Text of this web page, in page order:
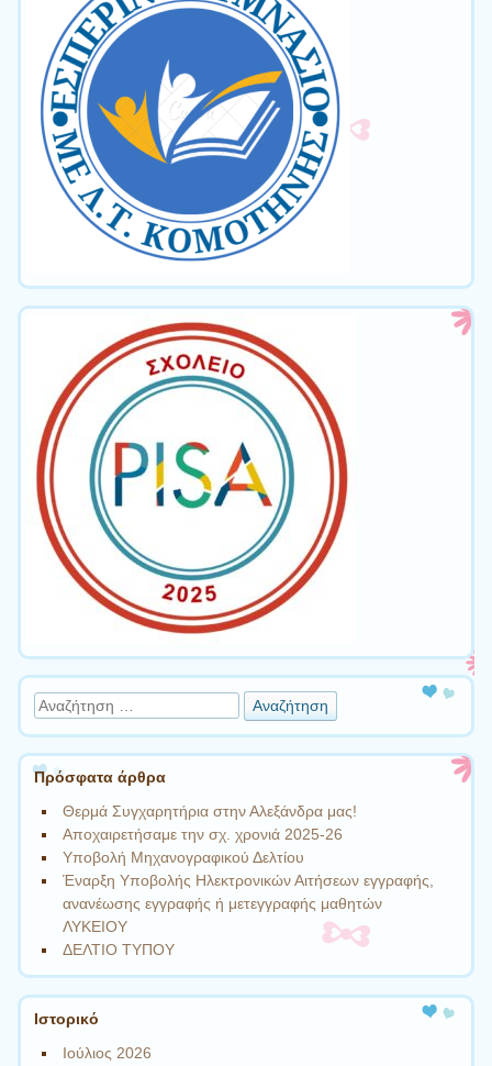
Αναζήτηση
Πρόσφατα άρθρα
Θερμά Συγχαρητήρια στην Αλεξάνδρα μας!
Αποχαιρετήσαμε την σχ. χρονιά 2025-26
Υποβολή Μηχανογραφικού Δελτίου
Έναρξη Υποβολής Ηλεκτρονικών Αιτήσεων εγγραφής,
ανανέωσης εγγραφής ή μετεγγραφής μαθητών
ΛΥΚΕΙΟΥ
ΔΕΛΤΙΟ ΤΥΠΟΥ
Ιστορικό
Ιούλιος 2026